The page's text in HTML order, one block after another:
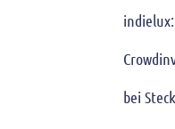
bei